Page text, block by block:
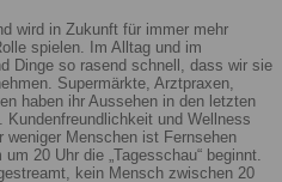
wird in Zukunft für immer mehr
spielen. Im Alltag und im
Dinge so rasend schnell, dass wir sie
Supermärkte, Arztpraxen,
haben ihr Aussehen in den letzten
Kundenfreundlichkeit und Wellness
Menschen ist Fernsehen
20 Uhr die „Tagesschau“ beginnt.
kein Mensch zwischen 20